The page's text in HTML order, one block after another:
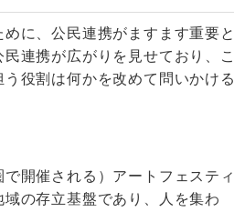
に、公民連携がますます重要と
連携が広がりを見せており、こ
役割は何かを改めて問いかける
開催される）アートフェスティ
の存立基盤であり、人を集わ